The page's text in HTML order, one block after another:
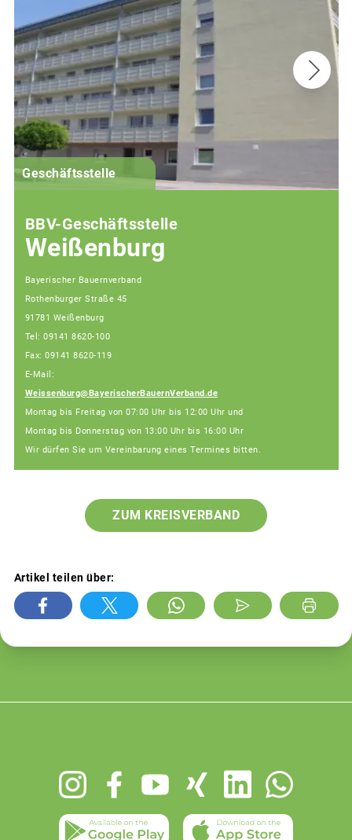
Geschäftsstelle
BBV-Geschäftsstelle
Weißenburg
Bayerischer Bauernverband
Rothenburger Straße 45
91781 Weißenburg
Tel: 09141 8620-100
Fax: 09141 8620-119
E-Mail:
Weissenburg@BayerischerBauernVerband.de
Montag bis Freitag von 07:00 Uhr bis 12:00 Uhr und
Montag bis Donnerstag von 13:00 Uhr bis 16:00 Uhr
Wir dürfen Sie um Vereinbarung eines Termines bitten.
ZUM KREISVERBAND
Artikel teilen über: